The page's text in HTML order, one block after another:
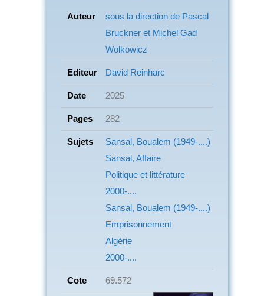
Auteur
sous la direction de Pascal
Bruckner et Michel Gad
Wolkowicz
Editeur David Reinharc
Date 2025
Pages 282
Sujets
Sansal, Boualem (1949-....)
Sansal, Affaire
Politique et littérature
2000-....
Sansal, Boualem (1949-....)
Emprisonnement
Algérie
2000-....
Cote 69.572